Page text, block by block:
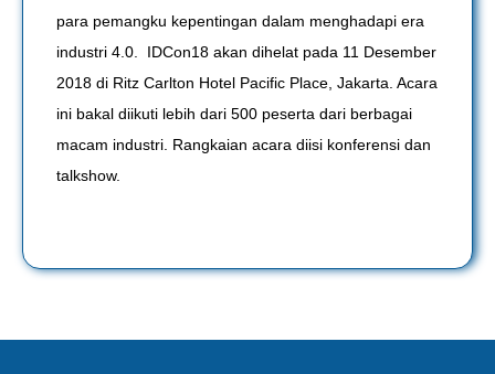
para pemangku kepentingan dalam menghadapi era
industri 4.0. IDCon18 akan dihelat pada 11 Desember
2018 di Ritz Carlton Hotel Pacific Place, Jakarta. Acara
ini bakal diikuti lebih dari 500 peserta dari berbagai
macam industri. Rangkaian acara diisi konferensi dan
talkshow.